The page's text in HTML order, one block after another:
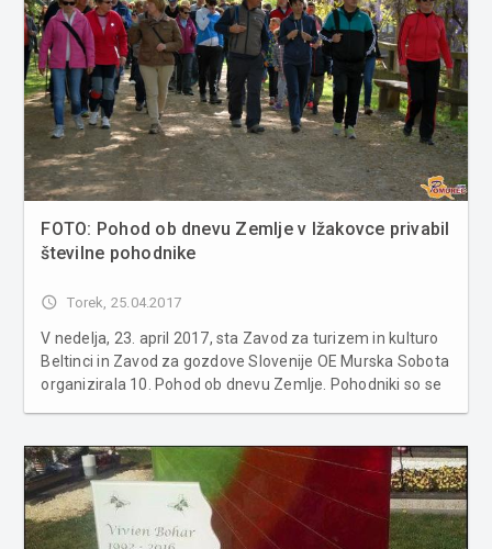
FOTO: Pohod ob dnevu Zemlje v Ižakovce privabil
številne pohodnike
access_time Torek, 25.04.2017
V nedelja, 23. april 2017, sta Zavod za turizem in kulturo
Beltinci in Zavod za gozdove Slovenije OE Murska Sobota
organizirala 10. Pohod ob dnevu Zemlje. Pohodniki so se
območ...